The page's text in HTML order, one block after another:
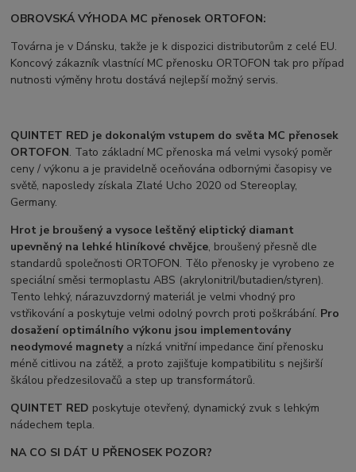
OBROVSKÁ VÝHODA MC přenosek ORTOFON:
Továrna je v Dánsku, takže je k dispozici distributorům z celé EU.
Koncový zákazník vlastnící MC přenosku ORTOFON tak pro případ
nutnosti výměny hrotu dostává nejlepší možný servis.
QUINTET RED je dokonalým vstupem do světa MC přenosek
ORTOFON. Tato základní MC přenoska má velmi vysoký poměr
ceny / výkonu a je pravidelně oceňována odbornými časopisy ve
světě, naposledy získala Zlaté Ucho 2020 od Stereoplay,
Germany.
Hrot je broušený a vysoce leštěný eliptický diamant
upevněný na lehké hliníkové chvějce, broušený přesně dle
standardů společnosti ORTOFON. Tělo přenosky je vyrobeno ze
speciální směsi termoplastu ABS (akrylonitril/butadien/styren).
Tento lehký, nárazuvzdorný materiál je velmi vhodný pro
vstřikování a poskytuje velmi odolný povrch proti poškrábání. Pro
dosažení optimálního výkonu jsou implementovány
neodymové magnetya nízká vnitřní impedance činí přenosku
méně citlivou na zátěž, a proto zajišťuje kompatibilitu s nejširší
škálou předzesilovačů a step up transformátorů.
QUINTET RED poskytuje otevřený, dynamický zvuk s lehkým
nádechem tepla.
NA CO SI DÁT U PŘENOSEK POZOR?